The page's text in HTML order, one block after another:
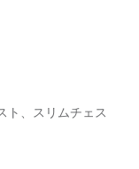
ト、スリムチェス